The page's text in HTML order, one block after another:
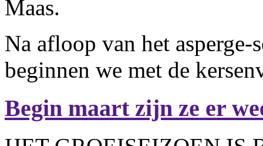
Maas.
Na afloop van het
beginnen we met de
Begin maart zijn ze er